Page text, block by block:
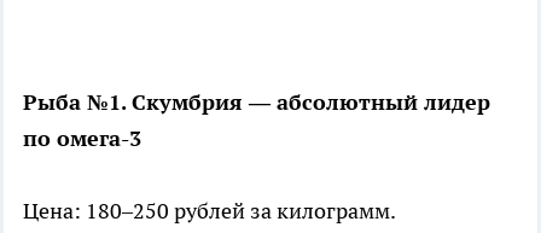
Рыба №1. Скумбрия — абсолютный лидер
по омега-3
Цена: 180–250 рублей за килограмм.